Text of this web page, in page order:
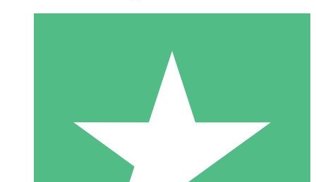
Individuelle Credit-Pakete
Zahlen Sie nach Bedarf mit Download-Credits. Keine
monatliche Verpflichtung erforderlich.